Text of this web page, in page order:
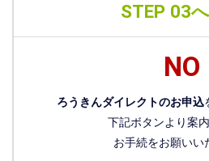
STEP 03へ
NO
ろうきんダイレクトのお申込
下記ボタンより案
お手続をお願いい